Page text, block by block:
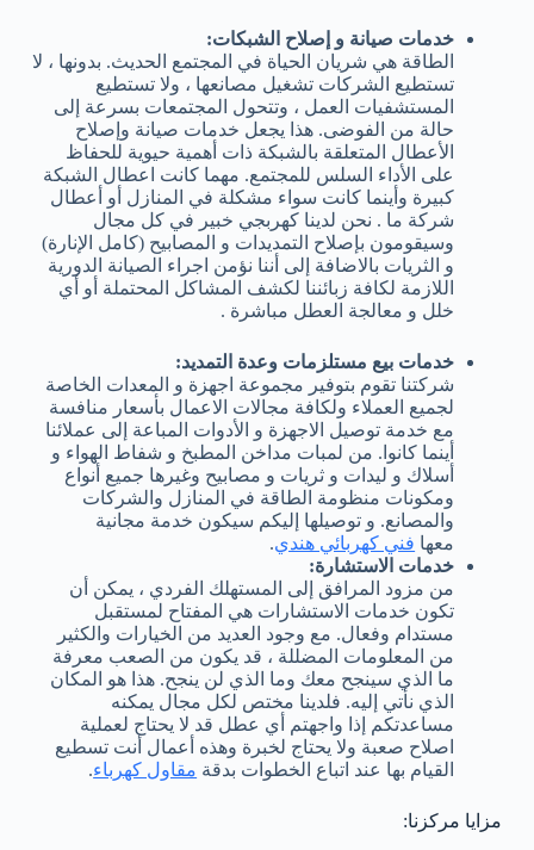
خدمات صيانة و إصلاح الشبكات:
الطاقة هي شريان الحياة في المجتمع الحديث. بدونها ، لا
تستطيع الشركات تشغيل مصانعها ، ولا تستطيع
المستشفيات العمل ، وتتحول المجتمعات بسرعة إلى
حالة من الفوضى. هذا يجعل خدمات صيانة وإصلاح
الأعطال المتعلقة بالشبكة ذات أهمية حيوية للحفاظ
على الأداء السلس للمجتمع. مهما كانت اعطال الشبكة
كبيرة وأينما كانت سواء مشكلة في المنازل أو أعطال
شركة ما . نحن لدينا كهربجي خبير في كل مجال
وسيقومون بإصلاح التمديدات و المصابيح (كامل الإنارة)
و الثريات بالاضافة إلى أننا نؤمن اجراء الصيانة الدورية
اللازمة لكافة زبائننا لكشف المشاكل المحتملة أو أي
خلل و معالجة العطل مباشرة .
خدمات بيع مستلزمات وعدة التمديد:
شركتنا تقوم بتوفير مجموعة اجهزة و المعدات الخاصة
لجميع العملاء ولكافة مجالات الاعمال بأسعار منافسة
مع خدمة توصيل الاجهزة و الأدوات المباعة إلى عملائنا
أينما كانوا. من لمبات مداخن المطبخ و شفاط الهواء و
أسلاك و ليدات و ثريات و مصابيح وغيرها جميع أنواع
ومكونات منظومة الطاقة في المنازل والشركات
والمصانع. و توصيلها إليكم سيكون خدمة مجانية
معها فني كهربائي هندي.
خدمات الاستشارة:
من مزود المرافق إلى المستهلك الفردي ، يمكن أن
تكون خدمات الاستشارات هي المفتاح لمستقبل
مستدام وفعال. مع وجود العديد من الخيارات والكثير
من المعلومات المضللة ، قد يكون من الصعب معرفة
ما الذي سينجح معك وما الذي لن ينجح. هذا هو المكان
الذي نأتي إليه. فلدينا مختص لكل مجال يمكنه
مساعدتكم إذا واجهتم أي عطل قد لا يحتاج لعملية
اصلاح صعبة ولا يحتاج لخبرة وهذه أعمال أنت تسطيع
القيام بها عند اتباع الخطوات بدقة مقاول كهرباء.
مزايا مركزنا: